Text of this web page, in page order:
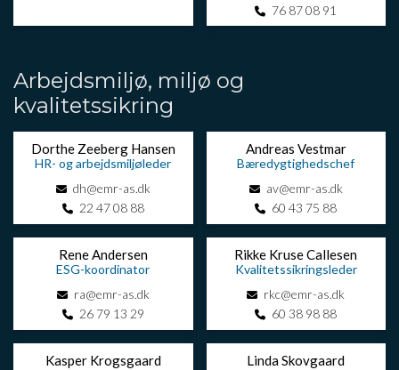
76 87 08 91
Arbejdsmiljø, miljø og
kvalitetssikring
Dorthe Zeeberg Hansen
HR- og arbejdsmiljøleder
dh@emr-as.dk
22 47 08 88
Andreas Vestmar
Bæredygtighedschef
av@emr-as.dk
60 43 75 88
Rene Andersen
ESG-koordinator
ra@emr-as.dk
26 79 13 29
Rikke Kruse Callesen
Kvalitetssikringsleder
rkc@emr-as.dk
60 38 98 88
Kasper Krogsgaard
Linda Skovgaard